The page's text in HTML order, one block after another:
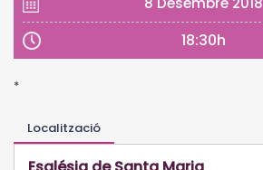
18:30h
*
Localització